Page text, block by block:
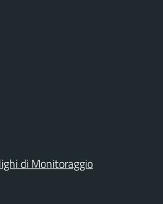
di Monitoraggio